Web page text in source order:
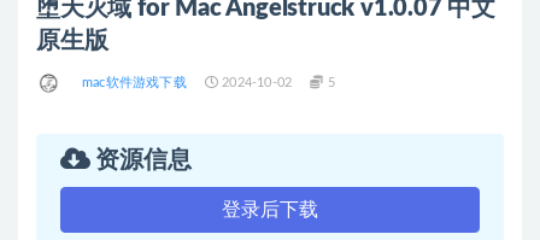
堕天灭域 for Mac Angelstruck v1.0.07 中文
原生版
mac软件游戏下载 2024-10-02 5
资源信息
登录后下载